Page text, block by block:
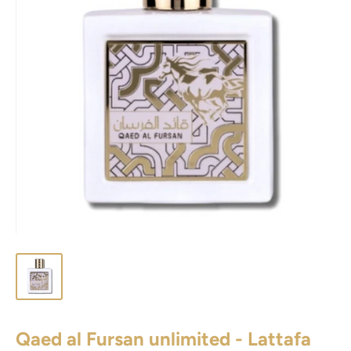
Qaed al Fursan unlimited - Lattafa